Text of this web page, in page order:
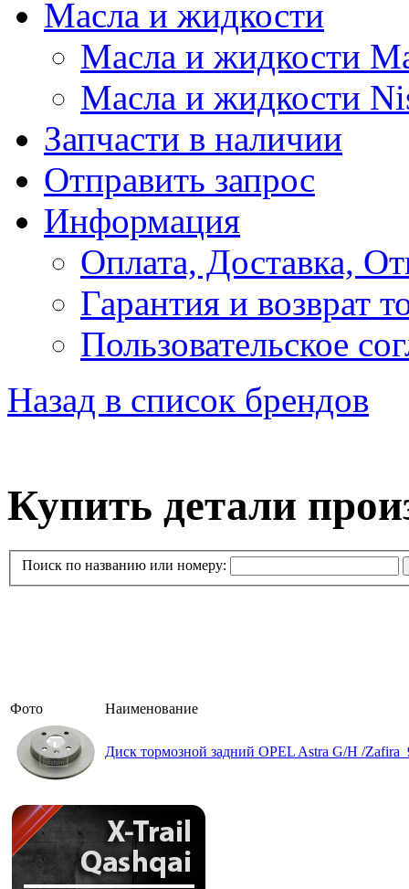
Масла и жидкости
Масла и жидкости
Масла и жидкости
Запчасти в наличии
Отправить запрос
Информация
Оплата, Доставка,
Гарантия и возврат
Пользовательское
Назад в список брендов
Купить детали
Поиск по названию или номеру:
Фото Наименование
Диск тормозной задний OPEL Astra G/H /